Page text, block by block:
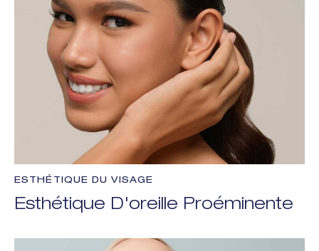
Esthétique D'oreille Proéminente
ESTHÉTIQUE DU VISAGE